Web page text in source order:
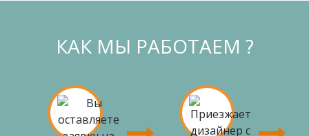
КАК МЫ РАБОТАЕМ ?